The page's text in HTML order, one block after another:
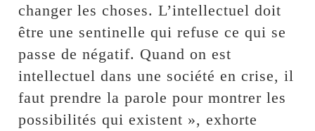
changer les choses. L’intellectuel doit
être une sentinelle qui refuse ce qui se
passe de négatif. Quand on est
intellectuel dans une société en crise, il
faut prendre la parole pour montrer les
possibilités qui existent », exhorte